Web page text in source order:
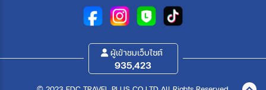
ผู้เข้าชมเว็บไซต์
935,423